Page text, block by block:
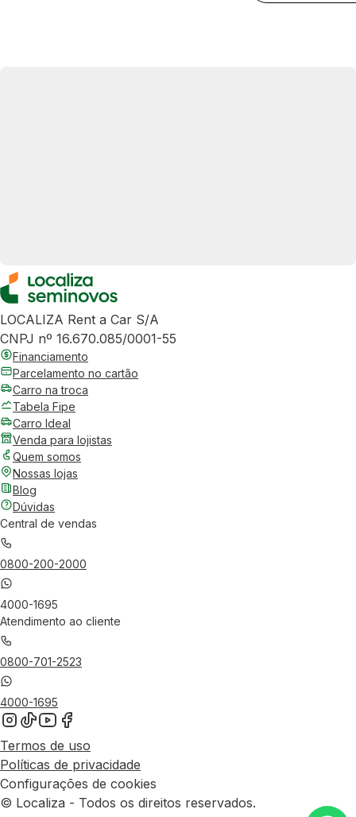
LOCALIZA Rent a Car S/A
CNPJ nº 16.670.085/0001-55
Financiamento
Parcelamento no cartão
Carro na troca
Tabela Fipe
Carro Ideal
Venda para lojistas
Quem somos
Nossas lojas
Blog
Dúvidas
Central de vendas
0800-200-2000
4000-1695
Atendimento ao cliente
0800-701-2523
4000-1695
Termos de uso
Políticas de privacidade
Configurações de cookies
© Localiza - Todos os direitos reservados.